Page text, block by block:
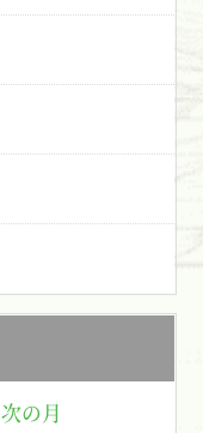
次の月